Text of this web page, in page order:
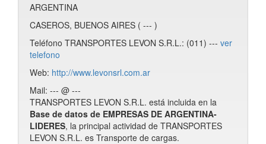
ARGENTINA
CASEROS, BUENOS AIRES ( --- )
Teléfono TRANSPORTES LEVON S.R.L.: (011) --- ver
telefono
Web: http://www.levonsrl.com.ar
Mail: --- @ ---
TRANSPORTES LEVON S.R.L. está incluida en la
Base de datos de EMPRESAS DE ARGENTINA-
LIDERES, la principal actividad de TRANSPORTES
LEVON S.R.L. es Transporte de cargas.